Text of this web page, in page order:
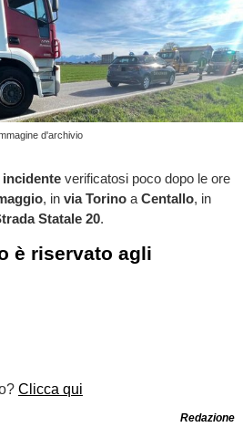
d'archivio
incidenteverificatosi poco dopo le ore
, in via Torinoa Centallo, in
Statale 20.
è riservato agli
Clicca qui
Redazione